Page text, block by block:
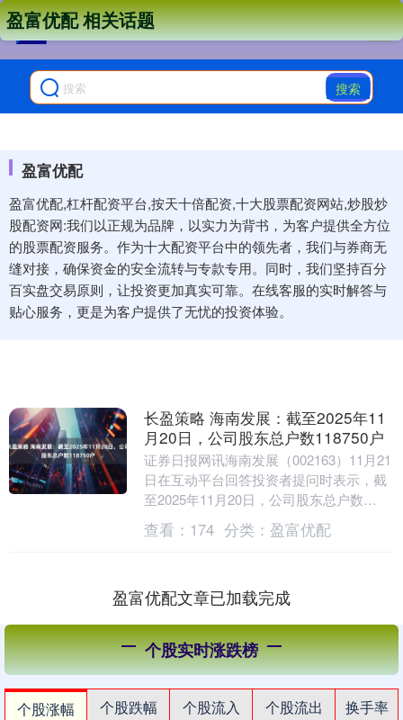
搜索
盈富优配
盈富优配,杠杆配资平台,按天十倍配资,十大股票配资网站,炒股炒
股配资网:我们以正规为品牌，以实力为背书，为客户提供全方位
的股票配资服务。作为十大配资平台中的领先者，我们与券商无
缝对接，确保资金的安全流转与专款专用。同时，我们坚持百分
百实盘交易原则，让投资更加真实可靠。在线客服的实时解答与
贴心服务，更是为客户提供了无忧的投资体验。
盈富优配 相关话题
长盈策略 海南发展：截至2025年11
月20日，公司股东总户数118750户
证券日报网讯海南发展（002163）11月21
日在互动平台回答投资者提问时表示，截
至2025年11月20日，公司股东总户数
118，750户。....
查看： 174 分类： 盈富优配
盈富优配文章已加载完成
个股实时涨跌榜
个股涨幅 个股跌幅 个股流入 个股流出
换手率